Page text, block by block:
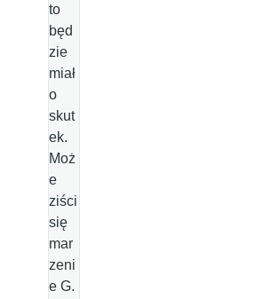
to
będ
zie
miał
o
skut
ek.
Moż
e
ziści
się
mar
zeni
e G.